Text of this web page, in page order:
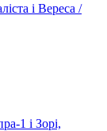
і Вереса /
1 і Зорі,